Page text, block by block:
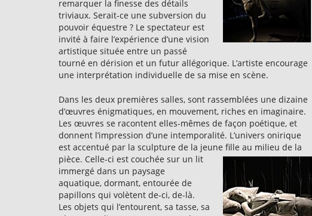
remarquer la finesse des détails
triviaux. Serait-ce une subversion du
pouvoir équestre ? Le spectateur est
invité à faire l’expérience d’une vision
artistique située entre un passé
tourné en dérision et un futur allégorique. L’artiste encourage
une interprétation individuelle de sa mise en scène.
Dans les deux premières salles, sont rassemblées une dizaine
d’œuvres énigmatiques, en mouvement, riches en imaginaire.
Les œuvres se racontent elles-mêmes de façon poétique, et
donnent l’impression d’une intemporalité. L’univers onirique
est accentué par la sculpture de la jeune fille au milieu de la
pièce. Celle-ci est couchée sur un lit
immergé dans un paysage
aquatique, dormant, entourée de
papillons qui volètent de-ci, de-là.
Les objets qui l’entourent, sa tasse, sa